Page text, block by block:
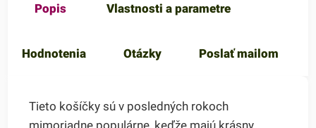
Popis Vlastnosti a parametre
Hodnotenia Otázky Poslať mailom
Tieto košíčky sú v posledných rokoch